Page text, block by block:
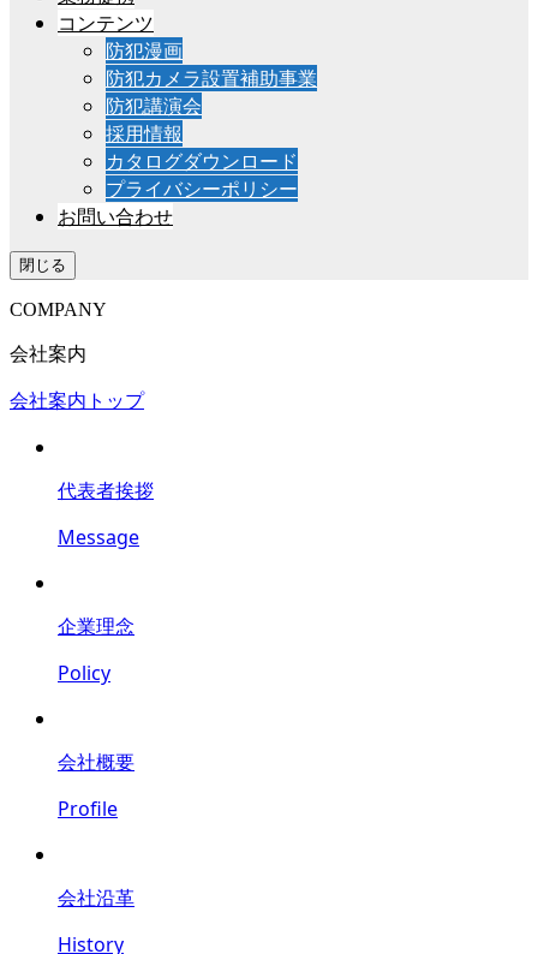
コンテンツ
防犯漫画
防犯カメラ設置補助事業
防犯講演会
採用情報
カタログダウンロード
プライバシーポリシー
お問い合わせ
閉じる
COMPANY
会社案内
会社案内トップ
代表者挨拶
Message
企業理念
Policy
会社概要
Profile
会社沿革
History